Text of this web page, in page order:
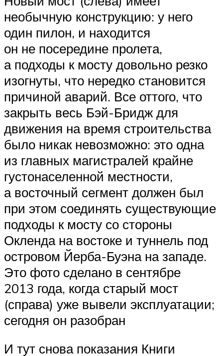
необычную конструкцию: у него
один пилон, и находится
он не посередине пролета,
а подходы к мосту довольно резко
изогнуты, что нередко становится
причиной аварий. Все оттого, что
закрыть весь Бэй-Бридж для
движения на время строительства
было никак невозможно: это одна
из главных магистралей крайне
густонаселенной местности,
а восточный сегмент должен был
при этом соединять существующие
подходы к мосту со стороны
Окленда на востоке и туннель под
островом Йерба-Буэна на западе.
Это фото сделано в сентябре
2013 года, когда старый мост
(справа) уже вывели эксплуатации;
сегодня он разобран
И тут снова показания Книги